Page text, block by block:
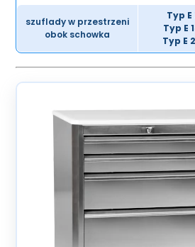
szuflady w przestrzeni
obok schowka
Typ E
Typ E
Typ E